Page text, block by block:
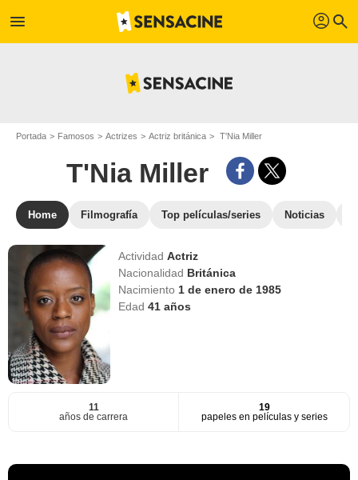
menu profil search
Portada Famosos Actrizes Actriz británica T'Nia Miller
T'Nia Miller
Home Filmografía Top películas/series Noticias
ActividadActriz
Nacionalidad Británica
Nacimiento 1 de enero de 1985
Edad41 años
11
años de carrera
19
papeles en películas y series